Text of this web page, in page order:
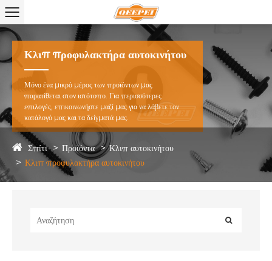
Κλιπ προφυλακτήρα αυτοκινήτου
Μόνο ένα μικρό μέρος των προϊόντων μας
παρατίθεται στον ιστότοπο. Για περισσότερες
επιλογές, επικοινωνήστε μαζί μας για να λάβετε τον
κατάλογό μας και τα δείγματά μας.
Σπίτι Προϊόντα
Κλιπ αυτοκινήτου
Κλιπ προφυλακτήρα αυτοκινήτου